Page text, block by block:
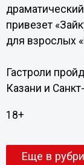
привезет
для взрослых
Гастроли
Казани и
18+
Еще в